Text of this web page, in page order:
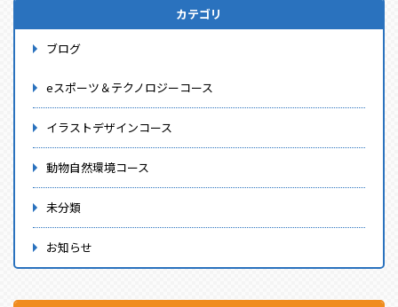
カテゴリ
ブログ
eスポーツ＆テクノロジーコース
イラストデザインコース
動物自然環境コース
未分類
お知らせ